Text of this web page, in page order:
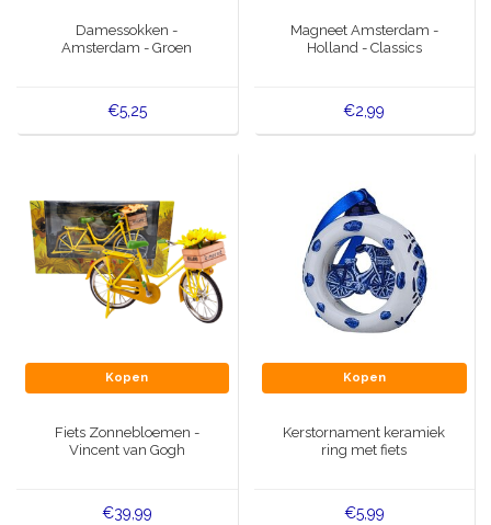
Wens & Ansichtkaarten
Koninghuis artikelen
Wandborden - Gekleurd en Delfts blauw
Peper en Zout stelletjes
Delfts blauwe magneten
Damessokken -
Amsterdam - Groen
€5,25
Magneet Amsterdam -
Holland - Classics
€2,99
Kopen
Fiets Zonnebloemen -
Vincent van Gogh
€39,99
Kopen
Kerstornament keramiek
ring met fiets
€5,99